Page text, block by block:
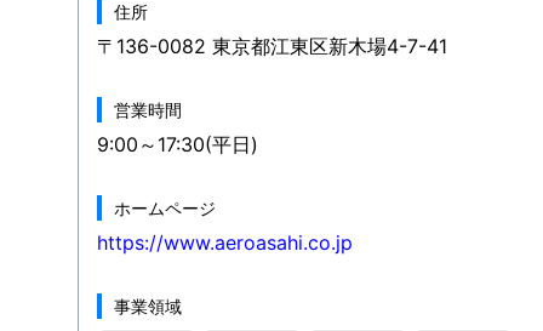
住所
〒136-0082 東京都江東区新木場4-7-41
営業時間
9:00～17:30(平日)
ホームページ
https://www.aeroasahi.co.jp
事業領域